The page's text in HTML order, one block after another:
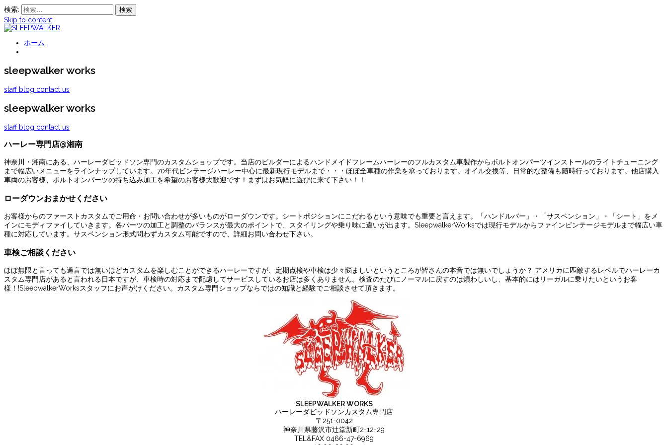
検索:
Skip to content
SLEEPWALKER
ハーレーダビッドソンカスタム専門店
ホーム
sleepwalker works
staff blog contact us
sleepwalker works
staff blog contact us
ハーレー専門店@湘南
神奈川・湘南にある、ハーレーダビッドソン専門のカスタムショップです。当店のビルダーによるハンドメイドフレームハーレーのフルカスタム車製作からボルトオンパーツインストールのライトチューニング
まで幅広いメニューをラインナップしています。70年代ビンテージハーレー中心に最新現行モデルまで・・・ほぼ全車種の作業を承っております。オイル交換等、日常的な整備も随時行っております。他店購入
車両のお客様、ボルトオンパーツの持ち込み加工を希望のお客様大歓迎です！まずはお気軽に遊びに来て下さい！！
ローダウンおまかせください
お客様からのファーストカスタムでご用命・お問い合わせが多いものがローダウンです。シートポジションにこだわるという意味でも重要と言えます。「ハンドルバー」・「サスペンション」・「シート」をメ
インにモディファイしていきます。各パーツの加工と調整のバランスが最大のポイントで、スタイリングや乗り味に違いが出ます。SleepwalkerWorksでは現行モデルからファインビンテージモデルまで幅広い車
種に対応しています。サスペンション形式問わずカスタム可能ですので、詳細お問い合わせ下さい。
車検ご相談ください
ほぼ無限と言っても過言では無いほどカスタムを楽しむことができるハーレーですが、定期点検や車検は少々悩ましいというところが皆さんの本音では無いでしょうか？ アメリカに匹敵するレベルでハーレーカ
スタム専門店があると言われる日本ですが、車検時の対応まで配慮してサービスしているお店は多くありません。検査のたびにノーマルに戻すのは煩わしいし、基本的にはリーガルに乗りたいというお客
様！!SleepwalkerWorksスタッフにお声がけください。カスタム専門ショップならではの知識と経験でご相談させて頂きます。
SLEEPWALKER WORKS
ハーレーダビッドソンカスタム専門店
〒251-0042
神奈川県藤沢市辻堂新町2-12-29
TEL&FAX 0466-47-6969